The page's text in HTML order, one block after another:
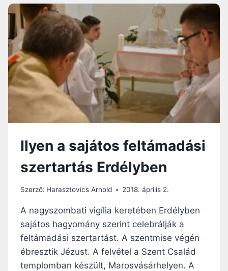
EGY
MEXIKÓI
PAPOT
Ilyen a sajátos feltámadási
szertartás Erdélyben
Szerző: Harasztovics Arnold 2018. április 2.
A nagyszombati vigília keretében Erdélyben
sajátos hagyomány szerint celebrálják a
feltámadási szertartást. A szentmise végén
ébresztik Jézust. A felvétel a Szent Család
templomban készült, Marosvásárhelyen. A